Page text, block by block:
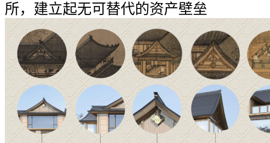
所，建立起无可替代的资产壁垒